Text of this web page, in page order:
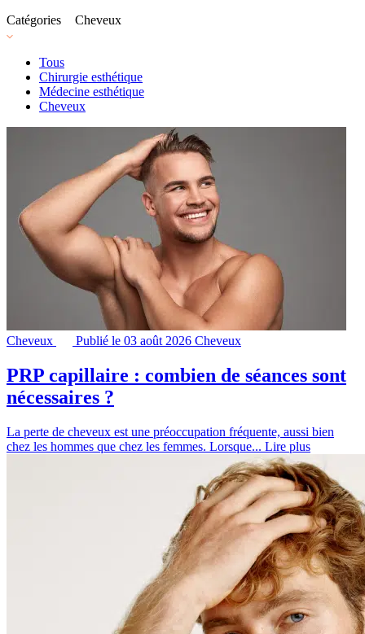
Catégories
Cheveux
Tous
Chirurgie esthétique
Médecine esthétique
Cheveux
Cheveux Publié le 03 août 2026 Cheveux
PRP capillaire : combien de séances sont
nécessaires ?
La perte de cheveux est une préoccupation fréquente, aussi bien
chez les hommes que chez les femmes. Lorsque... Lire plus